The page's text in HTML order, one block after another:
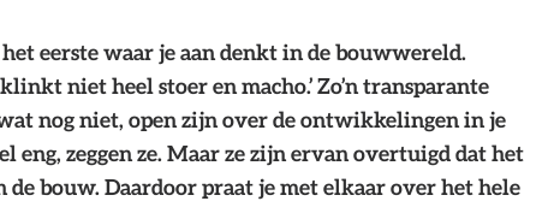
eerste waar je aan denkt in de bouwwereld.
niet heel stoer en macho.’ Zo’n transparante
nog niet, open zijn over de ontwikkelingen in je
eng, zeggen ze. Maar ze zijn ervan overtuigd dat het
bouw. Daardoor praat je met elkaar over het hele